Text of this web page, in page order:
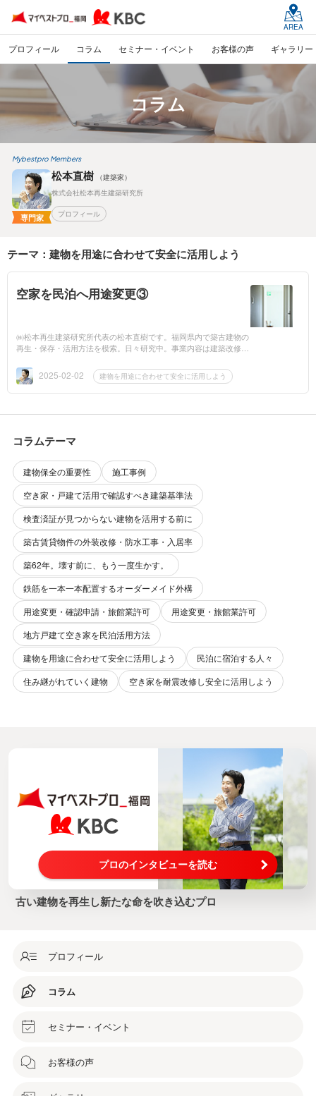
AREA
プロフィール コラム セミナー・イベント お客様の声 ギャラリー
コラム
Mybestpro Members
専門家
松本直樹
（建築家）
株式会社松本再生建築研究所
プロフィール
テーマ：建物を用途に合わせて安全に活用しよう
空家を民泊へ用途変更③
㈱松本再生建築研究所代表の松本直樹です。福岡県内で築古建物の
再生・保存・活用方法を模索。日々研究中。事業内容は建築改修設
ご相談も受付...
2025-02-02 建物を用途に合わせて安全に活用しよう
コラムテーマ
建物保全の重要性
施工事例
空き家・戸建て活用で確認すべき建築基準法
検査済証が見つからない建物を活用する前に
築古賃貸物件の外装改修・防水工事・入居率
築62年。壊す前に、もう一度生かす。
鉄筋を一本一本配置するオーダーメイド外構
用途変更・確認申請・旅館業許可
用途変更・旅館業許可
地方戸建て空き家を民泊活用方法
建物を用途に合わせて安全に活用しよう
民泊に宿泊する人々
住み継がれていく建物
空き家を耐震改修し安全に活用しよう
プロのインタビューを読む
古い建物を再生し新たな命を吹き込むプロ
プロフィール
コラム
セミナー・イベント
お客様の声